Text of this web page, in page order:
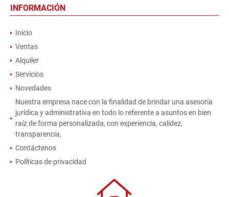
INFORMACIÓN
Inicio
Ventas
Alquiler
Servicios
Novedades
Nuestra empresa nace con la finalidad de brindar una asesoría
jurídica y administrativa en todo lo referente a asuntos en bien
raíz de forma personalizada, con experiencia, calidez,
transparencia,
Contáctenos
Políticas de privacidad